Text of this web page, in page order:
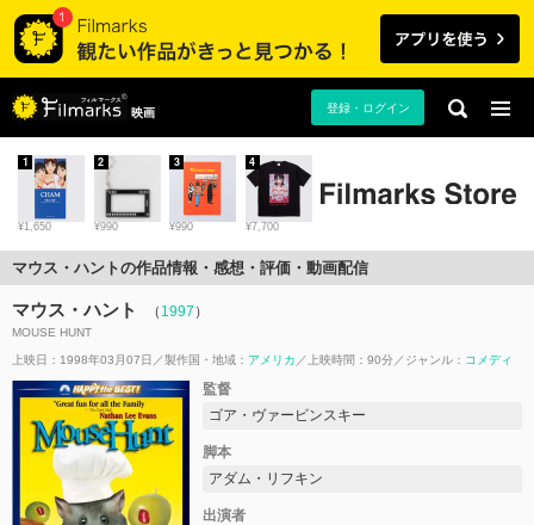
映画 登録・ログイン
¥1,650
1
¥990
2
¥990
3
¥7,700
4
マウス・ハントの作品情報・感想・評価・動画配信
マウス・ハント （ 1997 ）
MOUSE HUNT
上映日：1998年03月07日 製作国・地域： アメリカ 上映時間：90分 ジャンル： コメディ
監督
ゴア・ヴァービンスキー
脚本
アダム・リフキン
出演者